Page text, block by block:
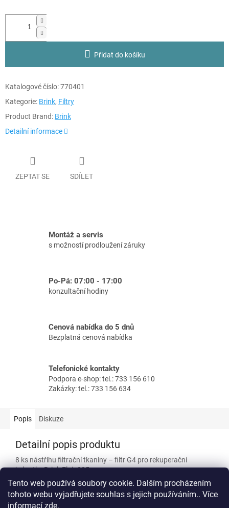
Tento web používá soubory cookie. Dalším procházením
tohoto webu vyjadřujete souhlas s jejich používáním.. Více
informací zde.
Přidat do košíku
Katalogové číslo:770401
Kategorie: Brink, Filtry
Product Brand: Brink
Detailní informace
ZEPTAT SE SDÍLET
Montáž a servis
s možností prodloužení záruky
Po-Pá: 07:00 - 17:00
konzultační hodiny
Cenová nabídka do 5 dnů
Bezplatná cenová nabídka
Telefonické kontakty
Podpora e-shop: tel.: 733 156 610
Zakázky: tel.: 733 156 634
Popis Diskuze
Detailní popis produktu
8 ks nástřihu filtrační tkaniny – filtr G4 pro rekuperační
jednotky Brink Flair 225.
Nástřih tkaniny ISO Coarse 60% (G4) 8ks.